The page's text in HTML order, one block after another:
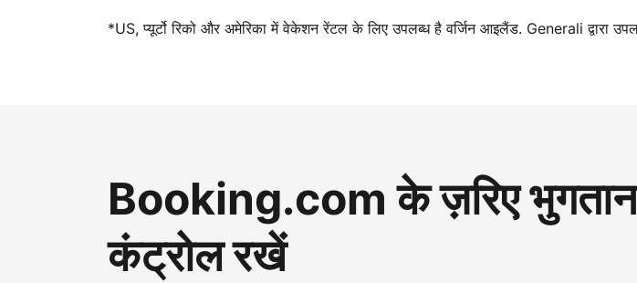
*US, प्यूर्टो रिको और अमेरिका में वेकेशन रेंटल के लिए उपलब्ध है वर्जिन आइलैंड. Generali द्वारा
Booking.com के ज़रिए
कंट्रोल रखें